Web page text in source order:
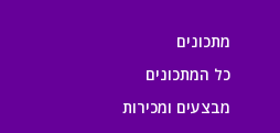
מתכונים
כל המתכונים
מבצעים ומכירות